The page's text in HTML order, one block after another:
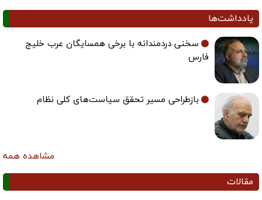
یادداشت‌ها
سخنی دردمندانه با برخی همسایگان عرب خلیج
فارس
بازطراحی مسیر تحقق سیاست‌های کلی نظام
مشاهده همه
مقالات